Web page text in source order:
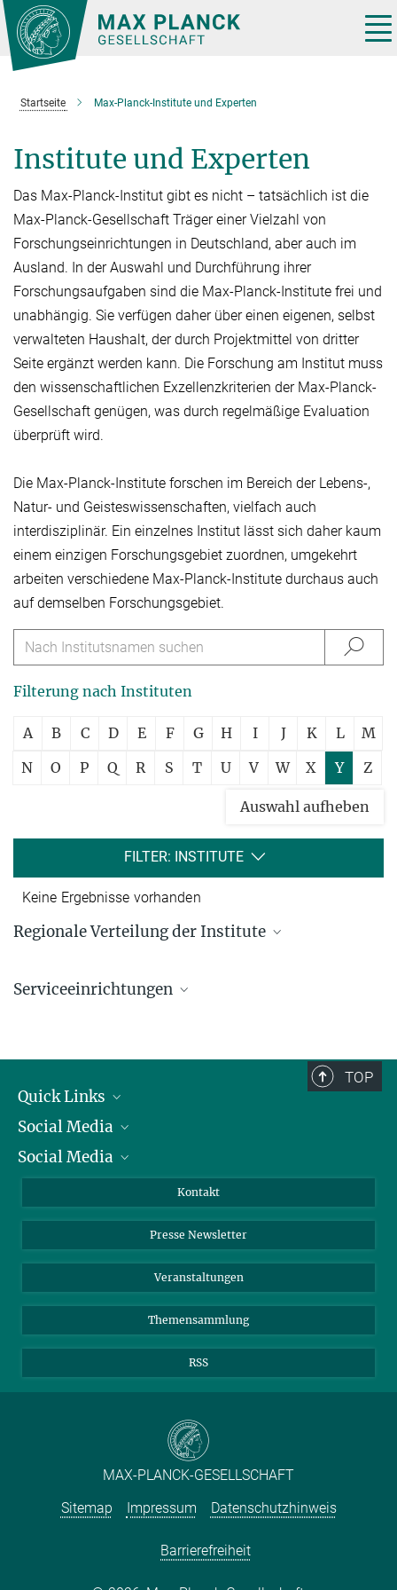
Hauptinhalt
Startseite Max-Planck-Institute und Experten
Institute und Experten
Das Max-Planck-Institut gibt es nicht – tatsächlich ist die
Max-Planck-Gesellschaft Träger einer Vielzahl von
Forschungseinrichtungen in Deutschland, aber auch im
Ausland. In der Auswahl und Durchführung ihrer
Forschungsaufgaben sind die Max-Planck-Institute frei und
unabhän­gig. Sie verfügen daher über einen eige­nen, selbst
verwalteten Haushalt, der durch Projektmit­tel von dritter
Seite er­gänzt werden kann. Die Forschung am Institut muss
den wissen­schaftlichen Exzellenzkriterien der Max-Planck-
Gesellschaft genügen, was durch regelmäßige Evaluation
überprüft wird.
Die Max-Planck-Institute forschen im Bereich der Lebens-,
Natur- und Geisteswissen­schaften, vielfach auch
interdisziplinär. Ein einzelnes Institut lässt sich daher kaum
einem einzigen Forschungsgebiet zuordnen, umgekehrt
arbeiten verschiedene Max-Planck-Institute durchaus auch
auf demselben Forschungsgebiet.
Filterung nach Instituten
A B C D E F G H I J K L
M
N
O P Q R S T U V W X Y Z
Auswahl aufheben
FILTER: INSTITUTE
Keine Ergebnisse vorhanden
Regionale Verteilung der Institute
im Ausland
Serviceeinrichtungen
TOP
Quick Links
Präsident
Zahlen und Fakten
Meldestelle Fehlverhalten
Social Media
Bluesky
Social Media
YouTube
Kontakt
Presse Newsletter
Veranstaltungen
Themensammlung
RSS
MAX-PLANCK-GESELLSCHAFT
Sitemap
Impressum Datenschutzhinweis
Barrierefreiheit